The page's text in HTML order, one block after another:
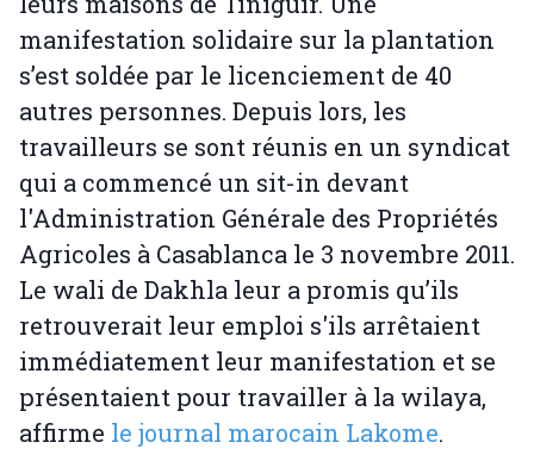
manifestation solidaire sur la plantation
s’est soldée par le licenciement de 40
autres personnes. Depuis lors, les
travailleurs se sont réunis en un syndicat
qui a commencé un sit-in devant
l'Administration Générale des Propriétés
Agricoles à Casablanca le 3 novembre 2011.
Le wali de Dakhla leur a promis qu’ils
retrouverait leur emploi s'ils arrêtaient
immédiatement leur manifestation et se
présentaient pour travailler à la wilaya,
affirme le journal marocain Lakome.